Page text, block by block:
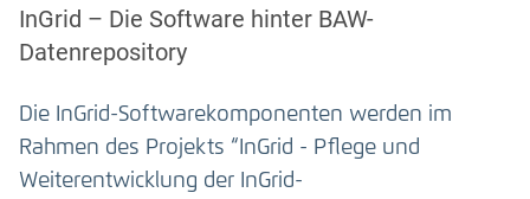
InGrid – Die Software hinter BAW-
Datenrepository
Die InGrid-Softwarekomponenten werden im
Rahmen des Projekts “InGrid - Pflege und
Weiterentwicklung der InGrid-